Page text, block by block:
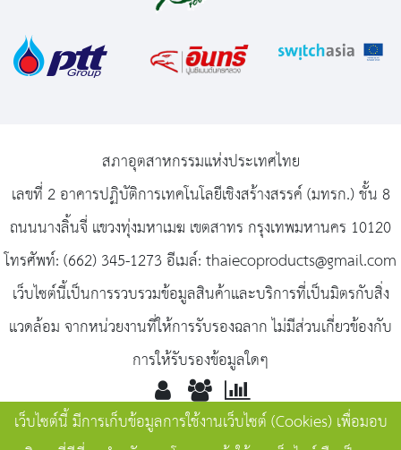
สภาอุตสาหกรรมแห่งประเทศไทย
เลขที่ 2 อาคารปฏิบัติการเทคโนโลยีเชิงสร้างสรรค์ (มทรก.) ชั้น 8
ถนนนางลิ้นจี่ แขวงทุ่งมหาเมฆ เขตสาทร กรุงเทพมหานคร 10120
โทรศัพท์: (662) 345-1273 อีเมล์: thaiecoproducts@gmail.com
เว็บไซต์นี้เป็นการรวบรวมข้อมูลสินค้าและบริการที่เป็นมิตรกับสิ่ง
แวดล้อม จากหน่วยงานที่ให้การรับรองฉลาก ไม่มีส่วนเกี่ยวข้องกับ
การให้รับรองข้อมูลใดๆ
TodaOnlinTotal
เว็บไซต์นี้ มีการเก็บข้อมูลการใช้งานเว็บไซต์ (Cookies) เพื่อมอบ